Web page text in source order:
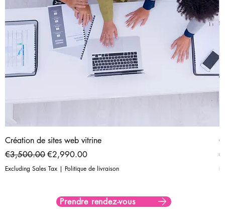
Création de sites web vitrine
Regular Price
€3,500.00 Sale Price
€2,990.00
Excluding Sales Tax| Politique de livraison
Prendre rendez-vous